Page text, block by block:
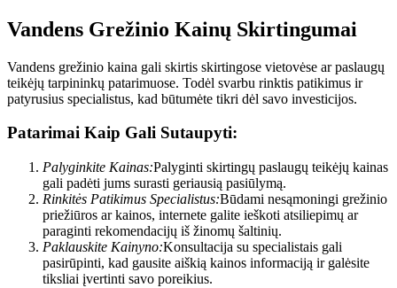
Vandens Grežinio Kainų Skirtingumai
Vandens grežinio kaina gali skirtis skirtingose vietovėse ar paslaugų
teikėjų tarpininkų patarimuose. Todėl svarbu rinktis patikimus ir
patyrusius specialistus, kad būtumėte tikri dėl savo investicijos.
Patarimai Kaip Gali Sutaupyti:
Palyginkite Kainas:Palyginti skirtingų paslaugų teikėjų kainas
gali padėti jums surasti geriausią pasiūlymą.
Rinkitės Patikimus Specialistus:Būdami nesąmoningi grežinio
priežiūros ar kainos, internete galite ieškoti atsiliepimų ar
paraginti rekomendacijų iš žinomų šaltinių.
Paklauskite Kainyno:Konsultacija su specialistais gali
pasirūpinti, kad gausite aiškią kainos informaciją ir galėsite
tiksliai įvertinti savo poreikius.